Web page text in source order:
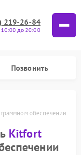
219-26-84
10:00 до 20:00
Позвонить
обеспечении
Kitfort